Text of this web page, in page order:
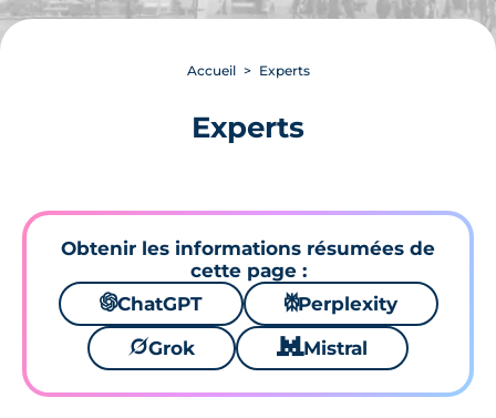
Accueil Experts
Experts
Obtenir les informations résumées de
cette page :
🌌ChatGPT ⚙Perplexity
🪐Grok 🐱 Mistral